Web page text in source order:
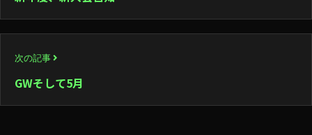
ナ
ビ
ゲ
ー
次の記事
GWそして5月